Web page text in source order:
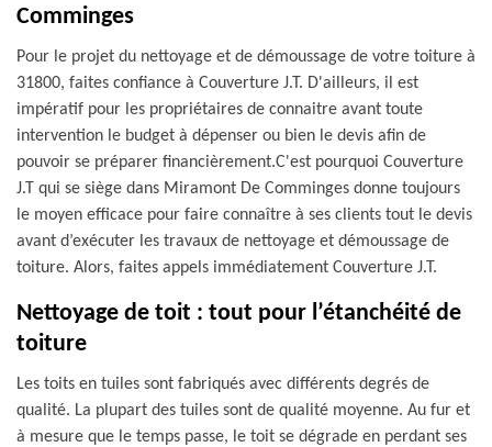
Comminges
Pour le projet du nettoyage et de démoussage de votre toiture à
31800, faites confiance à Couverture J.T. D'ailleurs, il est
impératif pour les propriétaires de connaitre avant toute
intervention le budget à dépenser ou bien le devis afin de
pouvoir se préparer financièrement.C'est pourquoi Couverture
J.T qui se siège dans Miramont De Comminges donne toujours
le moyen efficace pour faire connaître à ses clients tout le devis
avant d’exécuter les travaux de nettoyage et démoussage de
toiture. Alors, faites appels immédiatement Couverture J.T.
Nettoyage de toit : tout pour l’étanchéité de
toiture
Les toits en tuiles sont fabriqués avec différents degrés de
qualité. La plupart des tuiles sont de qualité moyenne. Au fur et
à mesure que le temps passe, le toit se dégrade en perdant ses